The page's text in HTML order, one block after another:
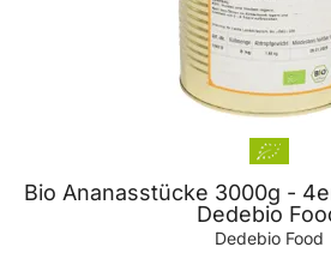
Bio Ananasstücke 3000g -
Dedebio
Dedebio Food